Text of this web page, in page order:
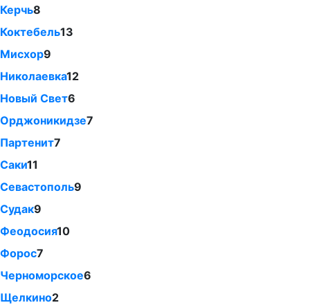
Керчь8
Коктебель13
Мисхор9
Николаевка12
Новый Свет6
Орджоникидзе7
Партенит7
Саки11
Севастополь9
Судак9
Феодосия10
Форос7
Черноморское6
Щелкино2